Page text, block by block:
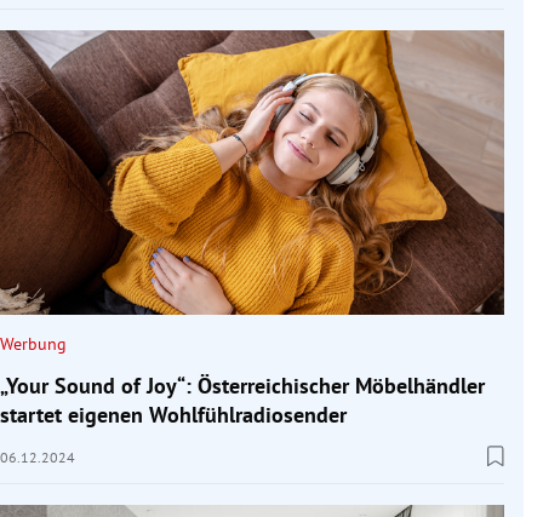
Werbung
„Your Sound of Joy“: Österreichischer Möbelhändler
startet eigenen Wohlfühlradiosender
06.12.2024